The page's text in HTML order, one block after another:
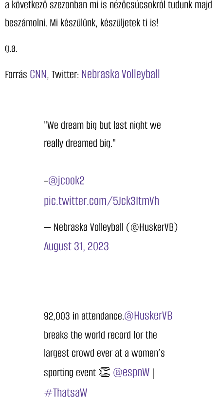
a következő szezonban mi is nézőcsúcsokról tudunk majd
beszámolni. Mi készülünk, készüljetek ti is!
g.a.
Forrás CNN, Twitter: Nebraska Volleyball
"We dream big but last night we
really dreamed big."
–@jcook2
pic.twitter.com/5Jck3ItmVh
— Nebraska Volleyball (@HuskerVB)
August 31, 2023
92,003 in attendance.@HuskerVB
breaks the world record for the
largest crowd ever at a women’s
sporting event 👏 @espnW |
#ThatsaW